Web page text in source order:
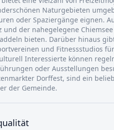
Naturgebieten
oder Spaziergänge eignen.
und der nahegelegene
bieten. Darüber hinaus
und Fitnessstudios
Interessierte können
oder Ausstellungen
Dorffest, sind ein
der Gemeinde.